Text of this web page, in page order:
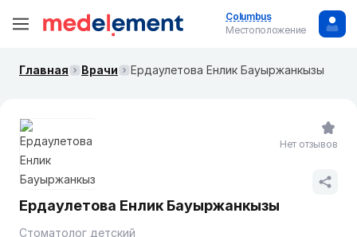
Columbus
Местоположение
Главная Врачи Ердаулетова Енлик Бауыржанкызы
Ердаулетова Енлик Бауыржанкызы
Стоматолог детский
Нет отзывов